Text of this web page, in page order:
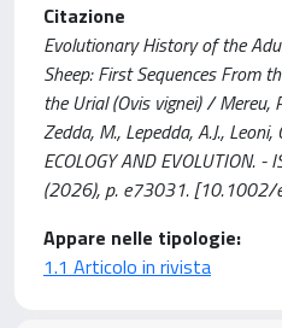
Citazione
Evolutionary History of the
Sheep: First Sequences From
the Urial (Ovis vignei) / Mereu,
Zedda, M., Lepedda, A.J.,
ECOLOGY AND EVOLUTION.
(2026), p. e73031. [10.1002/
Appare nelle tipologie:
1.1 Articolo in rivista